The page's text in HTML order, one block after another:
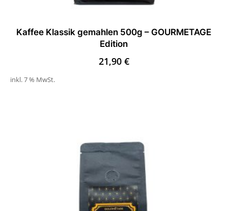
Kaffee Klassik gemahlen 500g – GOURMETAGE
Edition
21,90 €
inkl. 7 % MwSt.